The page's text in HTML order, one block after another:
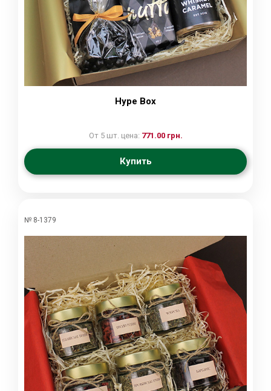
Hype Box
От 5 шт. цена: 771.00 грн.
Купить
№ 8-1379